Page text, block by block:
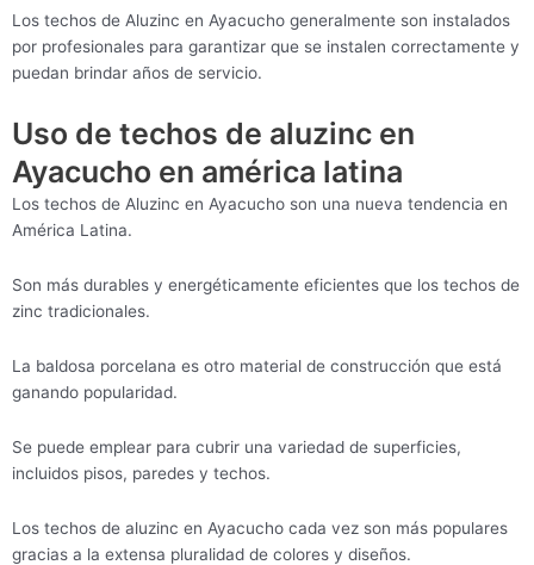
Los techos de Aluzinc en Ayacucho generalmente son instalados
por profesionales para garantizar que se instalen correctamente y
puedan brindar años de servicio.
Uso de techos de aluzinc en
Ayacucho en américa latina
Los techos de Aluzinc en Ayacucho son una nueva tendencia en
América Latina.
Son más durables y energéticamente eficientes que los techos de
zinc tradicionales.
La baldosa porcelana es otro material de construcción que está
ganando popularidad.
Se puede emplear para cubrir una variedad de superficies,
incluidos pisos, paredes y techos.
Los techos de aluzinc en Ayacucho cada vez son más populares
gracias a la extensa pluralidad de colores y diseños.